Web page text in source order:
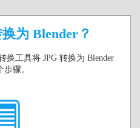
为 Blender？
换工具将 JPG 转换为 Blender
步骤。